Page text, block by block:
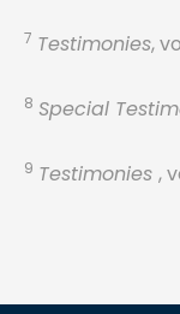
7 Testimonies,
8 Special
9 Testimonies ,